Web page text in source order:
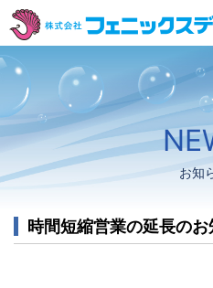
お知
時間短縮営業の延長の